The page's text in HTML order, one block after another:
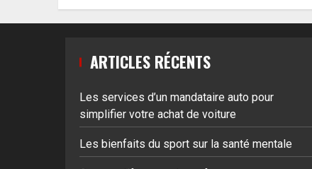
ARTICLES RÉCENTS
Les services d’un mandataire auto pour
simplifier votre achat de voiture
Les bienfaits du sport sur la santé mentale